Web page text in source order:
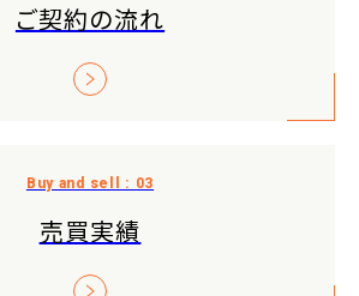
ご契約の流れ
売買実績